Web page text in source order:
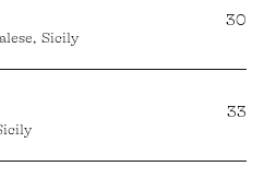
Sicily
30
33